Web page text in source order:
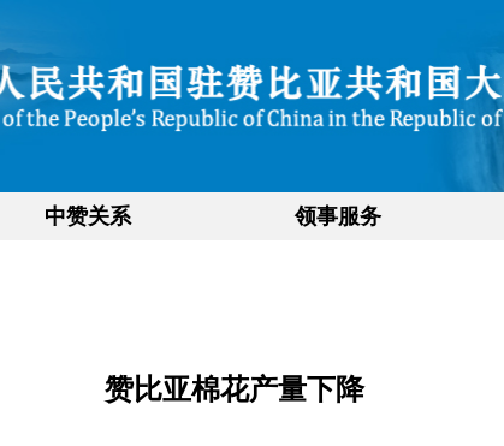
中赞关系 领事服务
赞比亚棉花产量下降